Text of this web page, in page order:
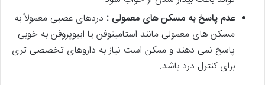
عدم پاسخ به مسکن های معمولی : دردهای عصبی معمولاً به
مسکن های معمولی مانند استامینوفن یا ایبوپروفن به خوبی
پاسخ نمی دهند و ممکن است نیاز به داروهای تخصصی تری
برای کنترل درد باشد.